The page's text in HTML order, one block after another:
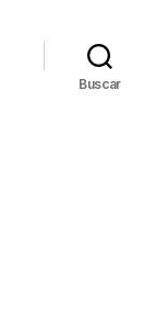
Buscar